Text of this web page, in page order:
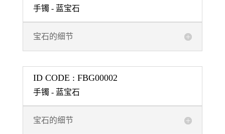
手镯 - 蓝宝石
宝石的细节
ID CODE : FBG00002
手镯 - 蓝宝石
宝石的细节